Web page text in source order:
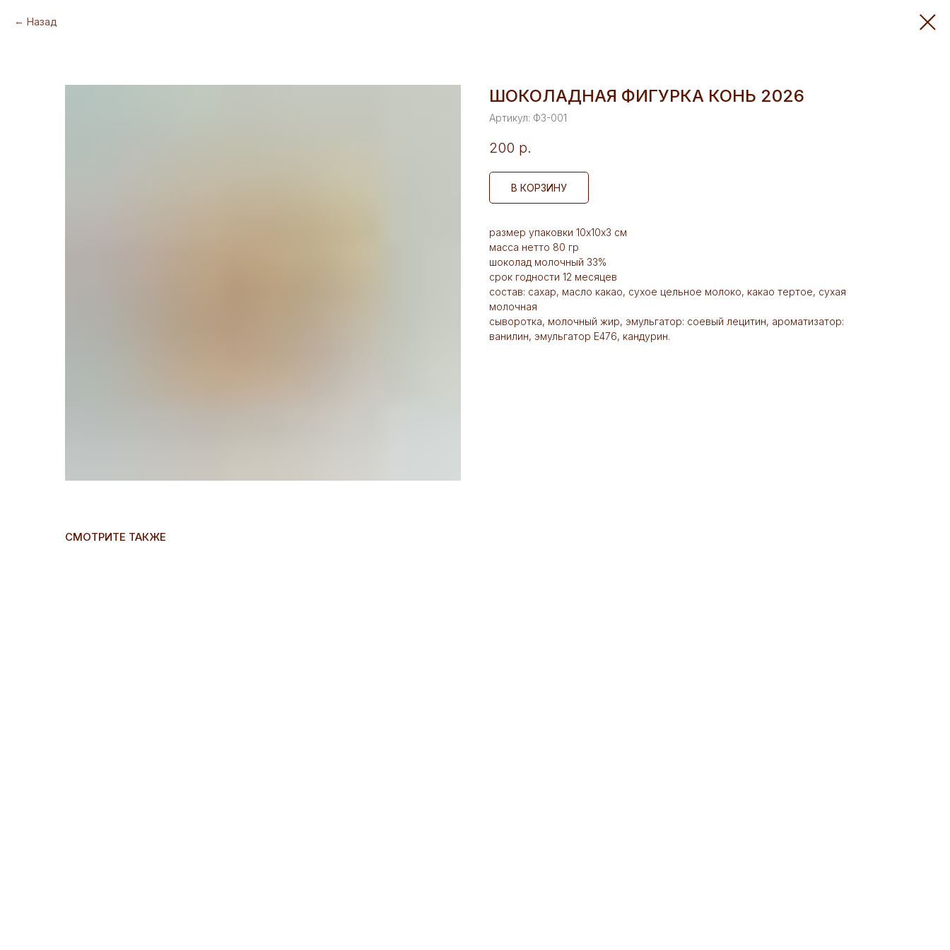
Назад
ШОКОЛАДНАЯ ФИГУРКА КОНЬ 2026
Артикул: Ф3-001
200 р.
В КОРЗИНУ
размер упаковки 10х10х3 см
масса нетто 80 гр
шоколад молочный 33%
срок годности 12 месяцев
состав: сахар, масло какао, сухое цельное молоко, какао тертое, сухая
молочная
сыворотка, молочный жир, эмульгатор: соевый лецитин, ароматизатор:
ванилин, эмульгатор Е476, кандурин.
СМОТРИТЕ ТАКЖЕ